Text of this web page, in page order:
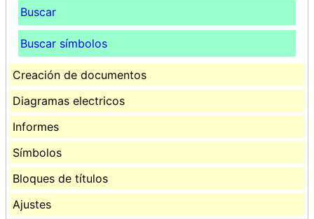
Buscar
Buscar símbolos
Creación de documentos
Diagramas electricos
Informes
Símbolos
Bloques de títulos
Ajustes